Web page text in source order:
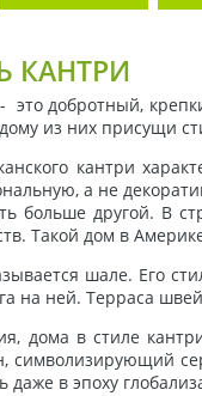
КАНТРИ
добротный,
из них присущи
кантри
а не
больше другой. В
Такой дом в
шале. Его
на ней. Терраса
дома в стиле
символизирующий
даже в эпоху